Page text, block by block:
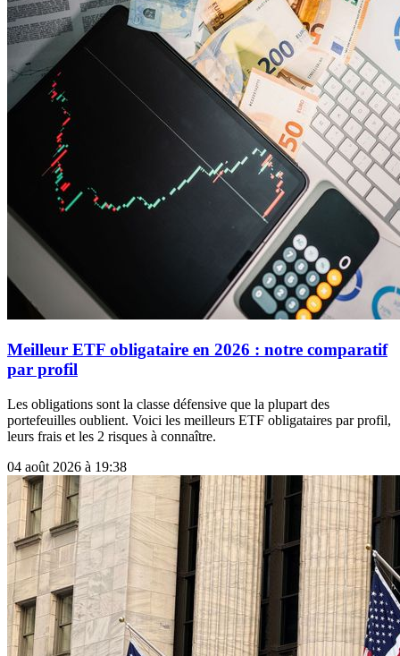
Meilleur ETF obligataire en 2026 : notre comparatif
par profil
Les obligations sont la classe défensive que la plupart des
portefeuilles oublient. Voici les meilleurs ETF obligataires par profil,
leurs frais et les 2 risques à connaître.
04 août 2026 à 19:38